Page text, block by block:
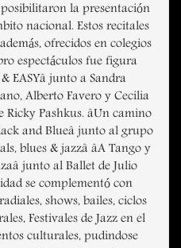
la presentación
nacional. Estos recitales
ofrecidos en colegios
espectáculos fue figura
EASYâ junto a Sandra
Alberto Favero y Cecilia
Pashkus. âUn camino
and Blueâ junto al grupo
blues & jazzâ âA Tango y
junto al Ballet de Julio
se complementó con
shows, bailes, ciclos
Festivales de Jazz en el
culturales, pudindose